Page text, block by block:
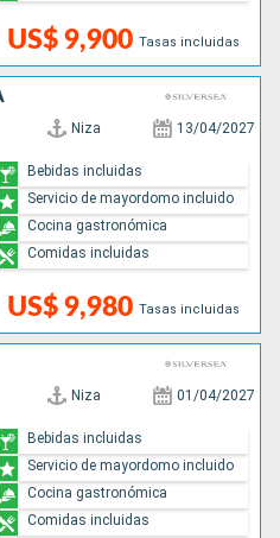
US$ 9,900 Tasas incluidas
Niza 13/04/2027
US$ 9,980 Tasas incluidas
Bebidas incluidas
Servicio de mayordomo incluido
Cocina gastronómica
Comidas incluidas
Niza 01/04/2027
Bebidas incluidas
Servicio de mayordomo incluido
Cocina gastronómica
Comidas incluidas